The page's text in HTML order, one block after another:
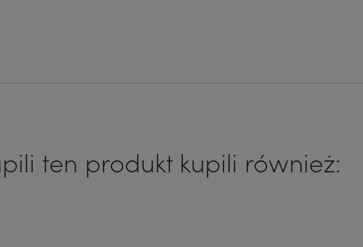
ten produkt kupili również: